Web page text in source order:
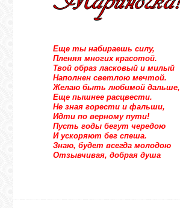
Еще ты набираешь силу,
Пленяя многих красотой.
Твой образ ласковый и милый
Наполнен светлою мечтой.
Желаю быть любимой дальше,
Еще пышнее расцвести.
Не зная горести и фальши,
Идти по верному пути!
Пусть годы бегут чередою
И ускоряют бег спеша.
Знаю, будет всегда молодою
Отзывчивая, добрая душа